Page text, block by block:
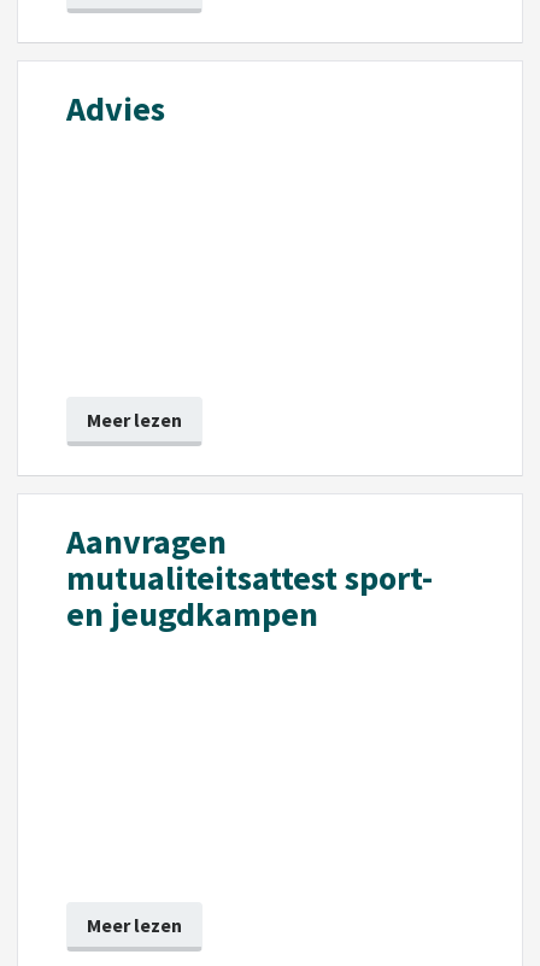
Advies
Meer lezen
Aanvragen
mutualiteitsattest sport-
en jeugdkampen
Meer lezen